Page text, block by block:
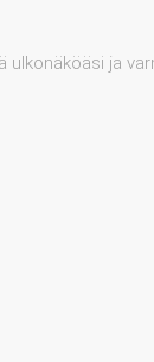
ulkonäköäsi ja